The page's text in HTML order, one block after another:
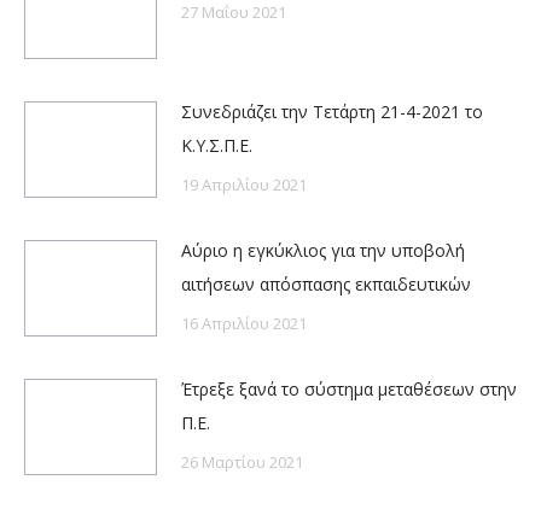
27 Μαΐου 2021
Συνεδριάζει την Τετάρτη 21-4-2021 το
Κ.Υ.Σ.Π.Ε.
19 Απριλίου 2021
Αύριο η εγκύκλιος για την υποβολή
αιτήσεων απόσπασης εκπαιδευτικών
16 Απριλίου 2021
Έτρεξε ξανά το σύστημα μεταθέσεων στην
Π.Ε.
26 Μαρτίου 2021